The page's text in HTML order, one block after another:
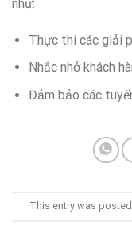
như:
Thực thi các giải
Nhắc nhở khách
Đảm bảo các
This entry was